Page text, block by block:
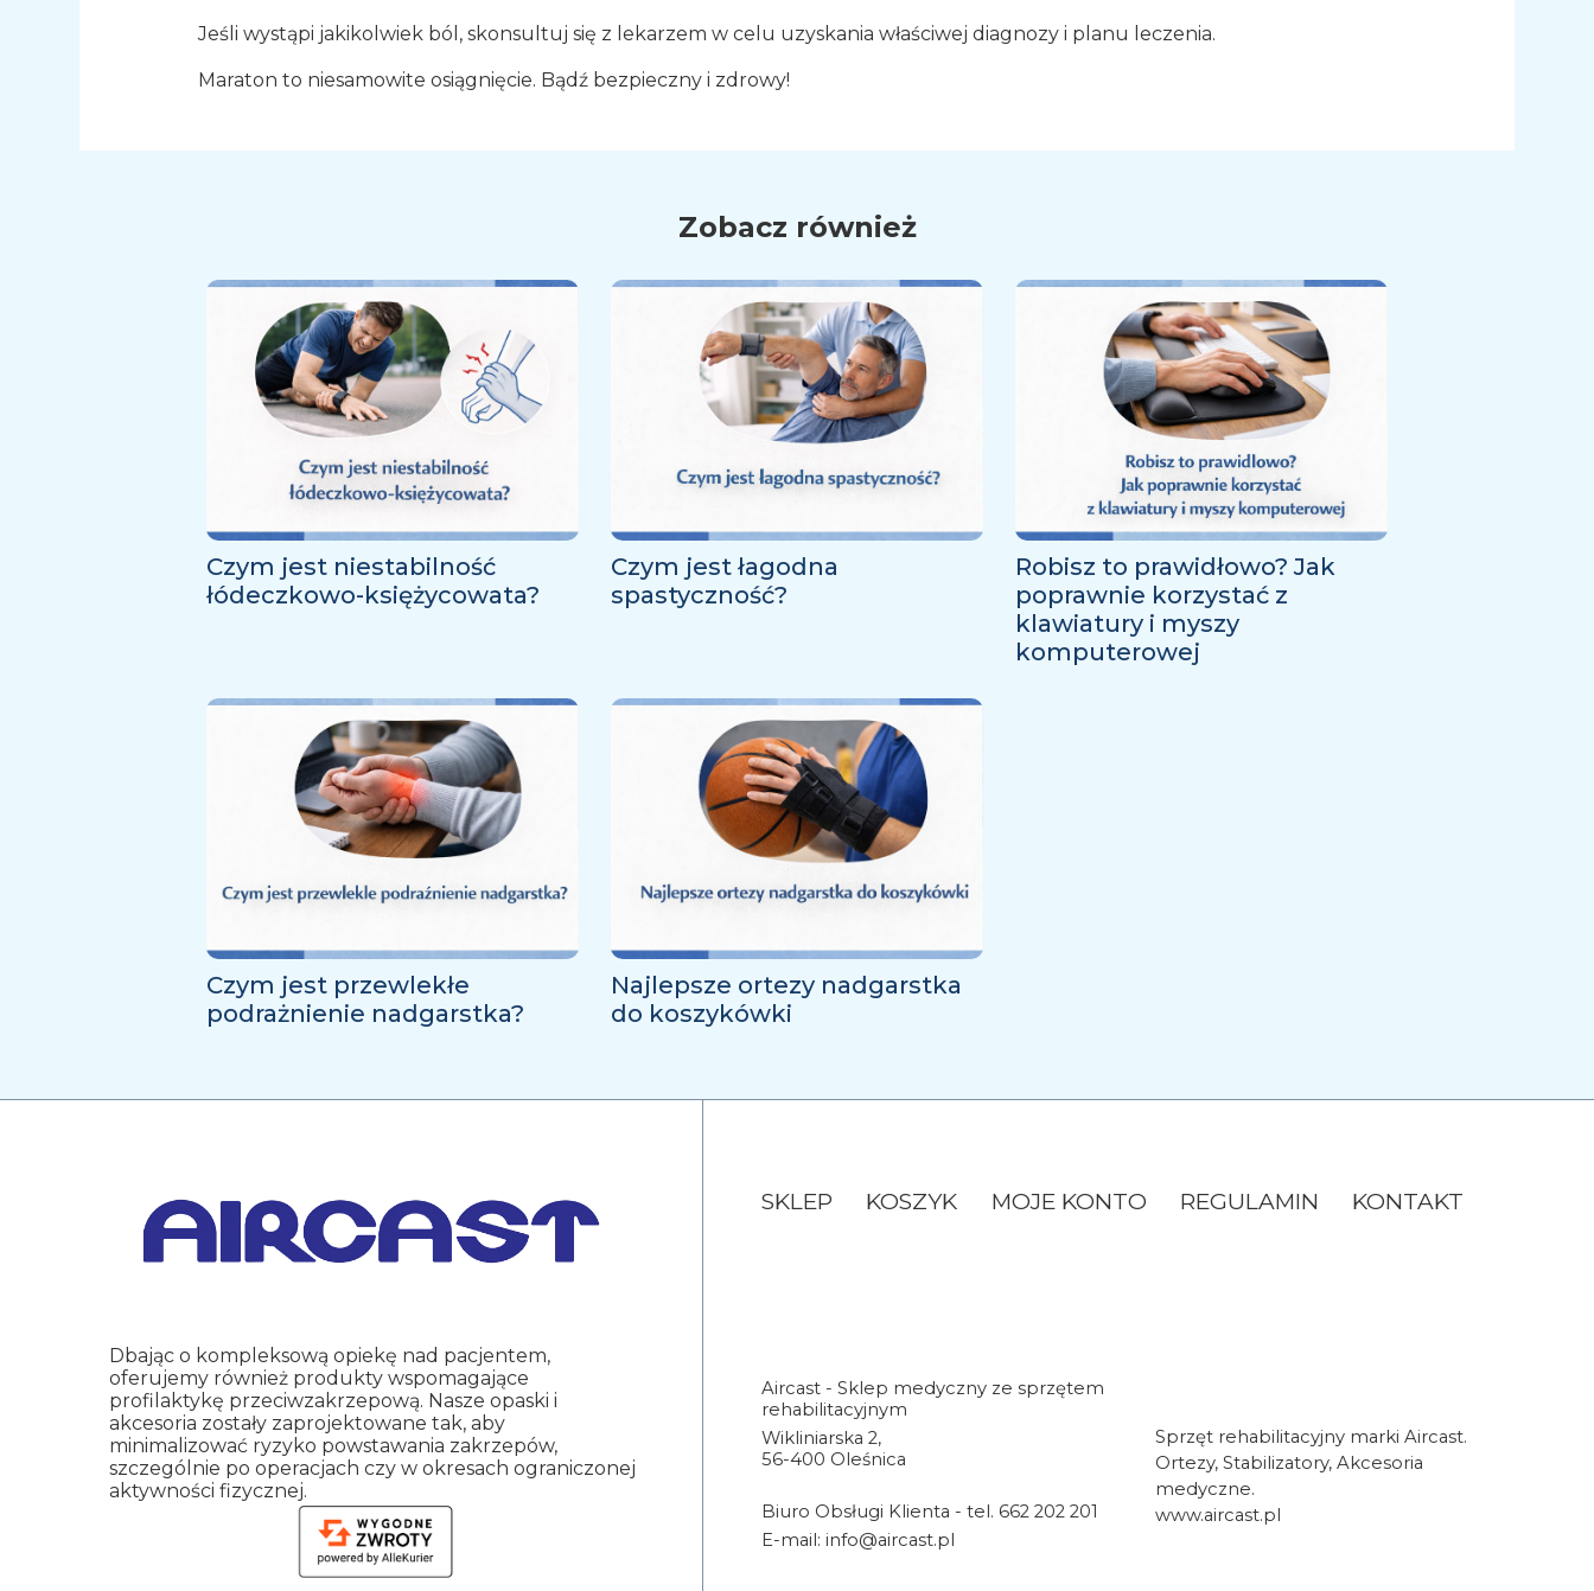
Jeśli wystąpi jakikolwiek ból, skonsultuj się z lekarzem w celu uzyskania właściwej diagnozy i planu leczenia.
Maraton to niesamowite osiągnięcie. Bądź bezpieczny i zdrowy!
Zobacz również
Czym jest niestabilność
łódeczkowo-księżycowata?
Czym jest łagodna
spastyczność?
Robisz to prawidłowo? Jak
poprawnie korzystać z
klawiatury i myszy
komputerowej
Czym jest przewlekłe
podrażnienie nadgarstka?
Najlepsze ortezy nadgarstka
do koszykówki
Dbając o kompleksową opiekę nad pacjentem,
oferujemy również produkty wspomagające
profilaktykę przeciwzakrzepową. Nasze opaski i
akcesoria zostały zaprojektowane tak, aby
minimalizować ryzyko powstawania zakrzepów,
szczególnie po operacjach czy w okresach ograniczonej
aktywności fizycznej.
SKLEP KOSZYK MOJE KONTO REGULAMIN KONTAKT
Aircast - Sklep medyczny ze sprzętem
rehabilitacyjnym
Wikliniarska 2,
56-400 Oleśnica
Biuro Obsługi Klienta -tel. 662 202 201
E-mail:info@aircast.pl
Sprzęt rehabilitacyjny marki Aircast.
Ortezy, Stabilizatory, Akcesoria
medyczne.
www.aircast.pl